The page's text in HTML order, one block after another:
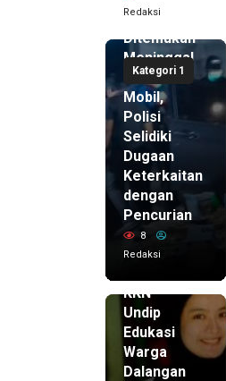
Redaksi
Kategori 1
Phone
Ditemukan
Meninggal
di Dalam
Mobil,
Polisi
Selidiki
Dugaan
Keterkaitan
dengan
Pencurian
8
Redaksi
KKN
Undip
Edukasi
Warga
Dalangan